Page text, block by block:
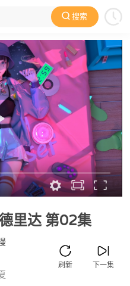
搜索
漫 欧美动漫 动漫电影
里达第02集
下一集
刷新